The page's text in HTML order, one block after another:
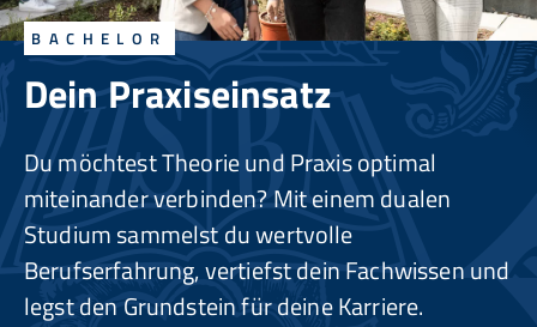
Dein Praxiseinsatz
BACHELOR
Du möchtest Theorie und Praxis optimal
miteinander verbinden? Mit einem dualen
Studium sammelst du wertvolle
Berufserfahrung, vertiefst dein Fachwissen und
legst den Grundstein für deine Karriere.